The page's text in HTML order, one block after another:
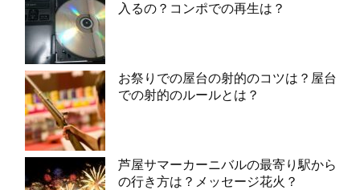
入るの？コンポでの再生は？
お祭りでの屋台の射的のコツは？屋台
での射的のルールとは？
芦屋サマーカーニバルの最寄り駅から
の行き方は？メッセージ花火？